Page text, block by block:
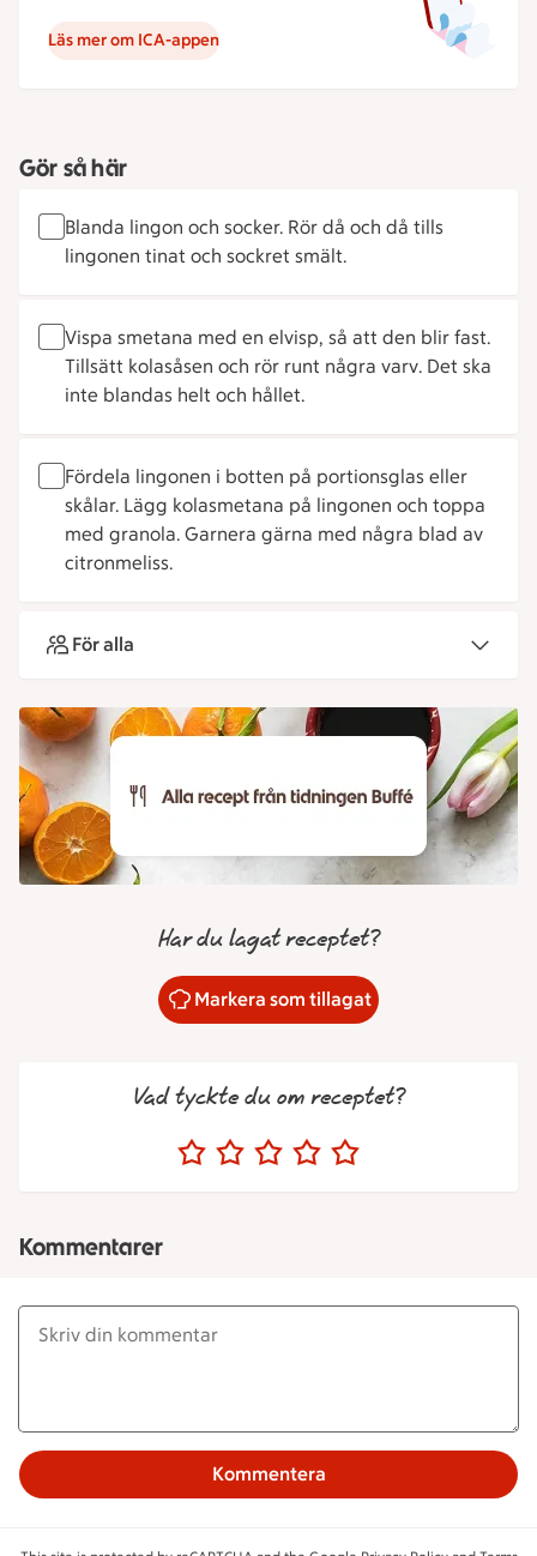
Läs mer om ICA-appen
Gör så här
Blanda lingon och socker. Rör då och då tills
lingonen tinat och sockret smält.
Vispa smetana med en elvisp, så att den blir fast.
Tillsätt kolasåsen och rör runt några varv. Det ska
inte blandas helt och hållet.
Fördela lingonen i botten på portionsglas eller
skålar. Lägg kolasmetana på lingonen och toppa
med granola. Garnera gärna med några blad av
citronmeliss.
För alla
Har du lagat receptet?
Markera som tillagat
Vad tyckte du om receptet?
Kommentarer
Kommentera